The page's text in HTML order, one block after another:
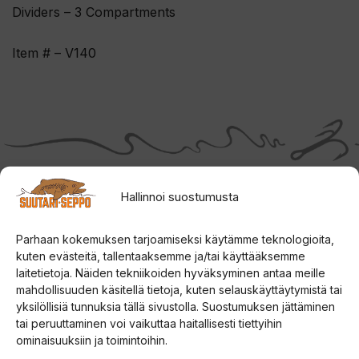
Hallinnoi suostumusta
Parhaan kokemuksen tarjoamiseksi käytämme teknologioita,
kuten evästeitä, tallentaaksemme ja/tai käyttääksemme
laitetietoja. Näiden tekniikoiden hyväksyminen antaa meille
mahdollisuuden käsitellä tietoja, kuten selauskäyttäytymistä tai
yksilöllisiä tunnuksia tällä sivustolla. Suostumuksen jättäminen
tai peruuttaminen voi vaikuttaa haitallisesti tiettyihin
ominaisuuksiin ja toimintoihin.
Dividers – 3 Compartments
Item # – V140